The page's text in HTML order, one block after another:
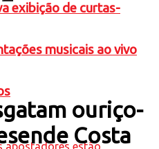
exibição de curtas-
musicais ao vivo
ouriço-
Costa